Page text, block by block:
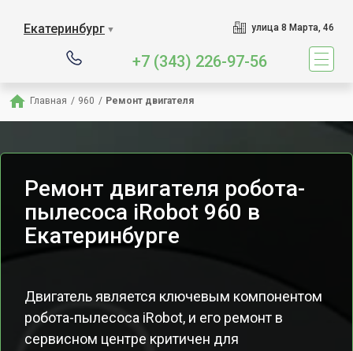
Екатеринбург ▼ улица 8 Марта, 46
+7 (343) 226-97-56
Главная / 960 / Ремонт двигателя
Ремонт двигателя робота-
пылесоса iRobot 960 в
Екатеринбурге
Двигатель является ключевым компонентом
робота-пылесоса iRobot, и его ремонт в
сервисном центре критичен для